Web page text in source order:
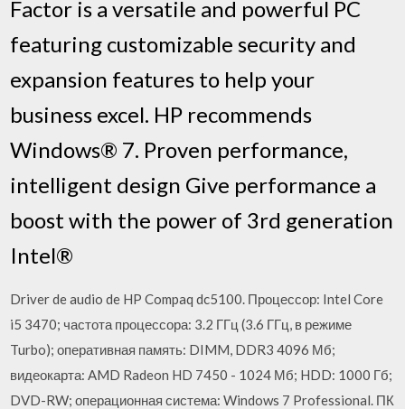
Factor is a versatile and powerful PC
featuring customizable security and
expansion features to help your
business excel. HP recommends
Windows® 7. Proven performance,
intelligent design Give performance a
boost with the power of 3rd generation
Intel®
Driver de audio de HP Compaq dc5100. Процессор: Intel Core
i5 3470; частота процессора: 3.2 ГГц (3.6 ГГц, в режиме
Turbo); оперативная память: DIMM, DDR3 4096 Мб;
видеокарта: AMD Radeon HD 7450 - 1024 Мб; HDD: 1000 Гб;
DVD-RW; операционная система: Windows 7 Professional. ПК